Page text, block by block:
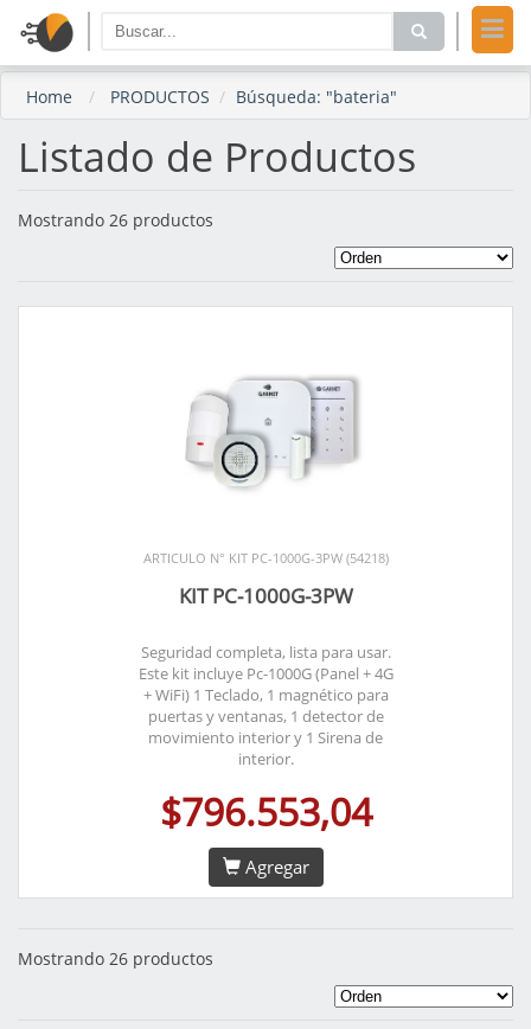
Home PRODUCTOS Búsqueda: "bateria"
Listado de Productos
Mostrando 26 productos
ARTICULO N° KIT PC-1000G-3PW (54218)
KIT PC-1000G-3PW
Seguridad completa, lista para usar.
Este kit incluye Pc-1000G (Panel + 4G
+ WiFi) 1 Teclado, 1 magnético para
puertas y ventanas, 1 detector de
movimiento interior y 1 Sirena de
interior.
$796.553,04
Agregar
Mostrando 26 productos